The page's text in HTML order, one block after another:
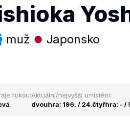
muž Japonsko
rukou:Aktuální/nejvyšší umístění:
dvouhra: 196. / 24.čtyřhra: - /